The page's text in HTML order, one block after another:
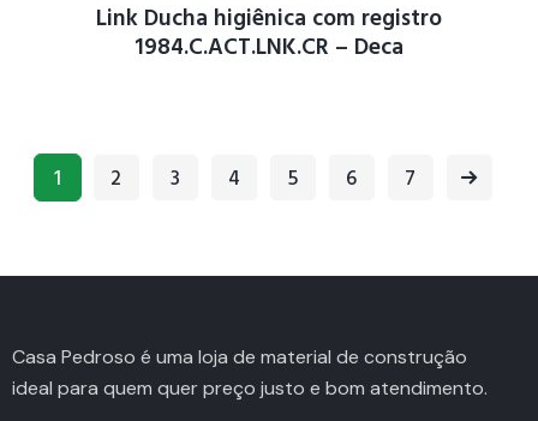
Link Ducha higiênica com registro
1984.C.ACT.LNK.CR – Deca
1 2 3 4 5 6 7
→
Casa Pedroso é uma loja de material de construção
ideal para quem quer preço justo e bom atendimento.